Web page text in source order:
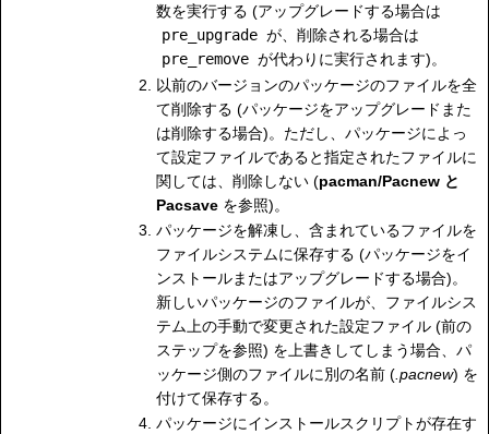
数を実行する (アップグレードする場合は
pre_upgrade が、削除される場合は
pre_remove が代わりに実行されます)。
以前のバージョンのパッケージのファイルを全
て削除する (パッケージをアップグレードまた
は削除する場合)。ただし、パッケージによっ
て設定ファイルであると指定されたファイルに
関しては、削除しない (pacman/Pacnew と
Pacsave を参照)。
パッケージを解凍し、含まれているファイルを
ファイルシステムに保存する (パッケージをイ
ンストールまたはアップグレードする場合)。
新しいパッケージのファイルが、ファイルシス
テム上の手動で変更された設定ファイル (前の
ステップを参照) を上書きしてしまう場合、パ
ッケージ側のファイルに別の名前 ( .pacnew) を
付けて保存する。
パッケージにインストールスクリプトが存在す